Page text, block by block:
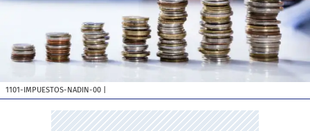
1101-IMPUESTOS-NADIN-00